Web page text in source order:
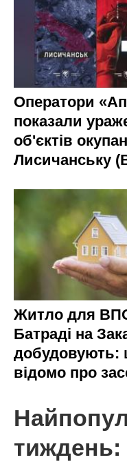
Оператори
показали
об'єктів
Лисичанську
Житло для
Батраді на
добудовують:
відомо про
тиждень: